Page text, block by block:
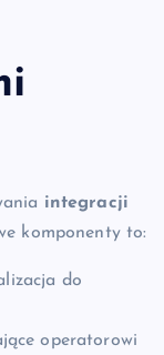
integracji
komponenty to:
do
operatorowi